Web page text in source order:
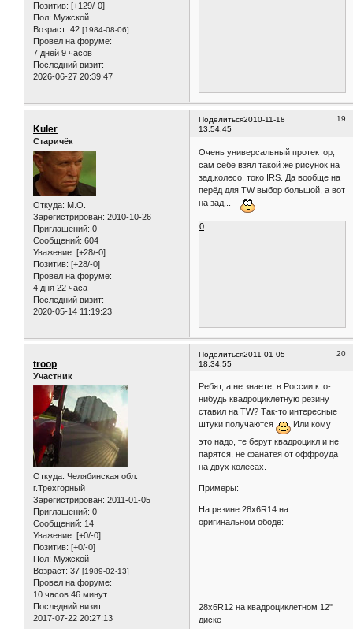
Позитив: [+129/-0]
Пол: Мужской
Возраст: 42 [1984-08-06]
Провел на форуме:
7 дней 9 часов
Последний визит:
2026-06-27 20:39:47
Поделиться 19
2010-11-18
13:54:45
Kuler
Старичёк
Откуда: M.O.
Зарегистрирован: 2010-10-26
Приглашений: 0
Сообщений: 604
Уважение: [+28/-0]
Позитив: [+28/-0]
Провел на форуме:
4 дня 22 часа
Последний визит:
2020-05-14 11:19:23
Очень универсальный протектор,
сам себе взял такой же рисунок на
зад.колесо, токо IRS. Да вообще на
перёд для TW выбор большой, а вот
на зад...
0
Поделиться 20
2011-01-05
18:34:55
troop
Участник
Откуда: Челябинская обл.
г.Трехгорный
Зарегистрирован: 2011-01-05
Приглашений: 0
Сообщений: 14
Уважение: [+0/-0]
Позитив: [+0/-0]
Пол: Мужской
Возраст: 37 [1989-02-13]
Провел на форуме:
10 часов 46 минут
Последний визит:
2017-07-22 20:27:13
Ребят, а не знаете, в России кто-
нибудь квадроциклетную резину
ставил на TW? Так-то интересные
штуки получаются
Или кому
это надо, те берут квадроцикл и не
парятся, не фанатея от оффроуда
на двух колесах.
Примеры:
На резине 28x6R14 на
оригинальном ободе: